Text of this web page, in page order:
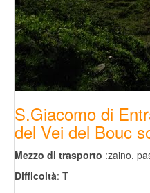
S.Giacomo di
del Vei del Bouc
Mezzo di trasporto :zaino,
Difficoltà: T